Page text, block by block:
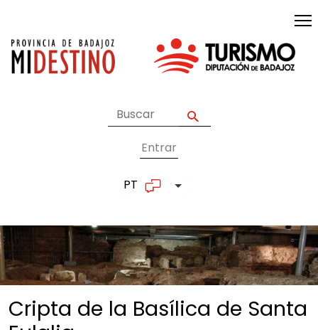
User account
Entrar
PT Lista de ações adicionais
Cripta de la Basílica de Santa